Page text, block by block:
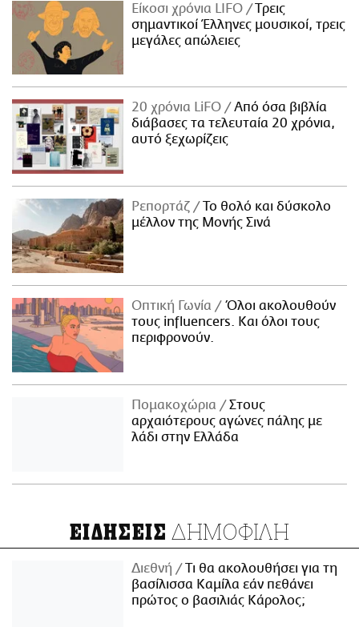
Είκοσι χρόνια LIFO
Tρεις
σημαντικοί Έλληνες μουσικοί, τρεις
μεγάλες απώλειες
20 χρόνια LiFO
Από όσα βιβλία
διάβασες τα τελευταία 20 χρόνια,
αυτό ξεχωρίζεις
Ρεπορτάζ
Το θολό και δύσκολο
μέλλον της Μονής Σινά
Οπτική Γωνία
Όλοι ακολουθούν
τους influencers. Και όλοι τους
περιφρονούν.
Πομακοχώρια
Στους
αρχαιότερους αγώνες πάλης με
λάδι στην Ελλάδα
ΕΙΔΗΣΕΙΣ ΔΗΜΟΦΙΛΗ
Διεθνή
Τι θα ακολουθήσει για τη
βασίλισσα Καμίλα εάν πεθάνει
πρώτος ο βασιλιάς Κάρολος;